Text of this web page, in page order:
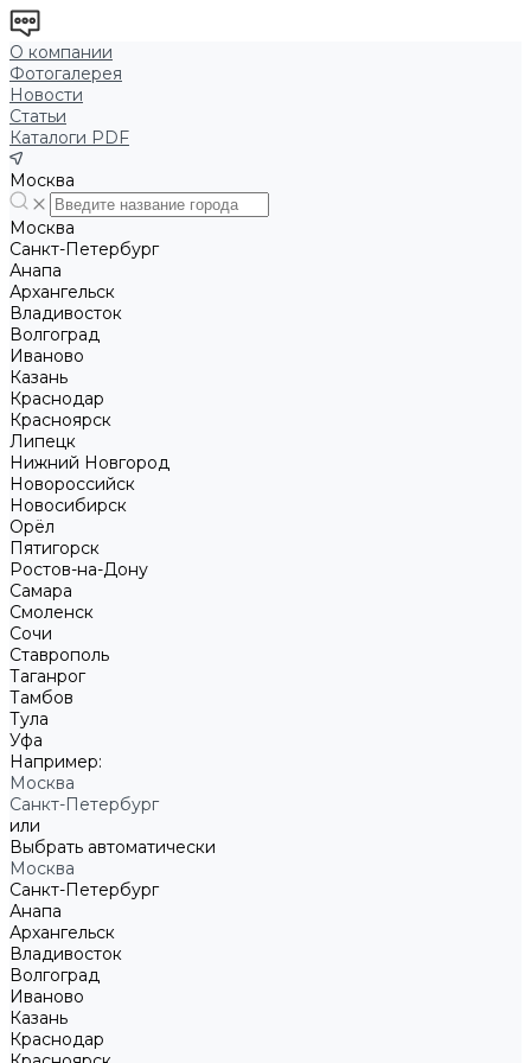
О компании
Фотогалерея
Новости
Статьи
Каталоги PDF
Москва
Москва
Санкт-Петербург
Анапа
Архангельск
Владивосток
Волгоград
Иваново
Казань
Краснодар
Красноярск
Липецк
Нижний Новгород
Новороссийск
Новосибирск
Орёл
Пятигорск
Ростов-на-Дону
Самара
Смоленск
Сочи
Ставрополь
Таганрог
Тамбов
Тула
Уфа
Например:
Москва
Санкт-Петербург
или
Выбрать автоматически
Москва
Санкт-Петербург
Анапа
Архангельск
Владивосток
Волгоград
Иваново
Казань
Краснодар